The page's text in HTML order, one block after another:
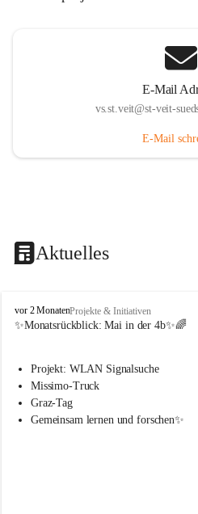
E-Mail
vs.st.veit@st-veit-
E-Mail
Aktuelles
V
o
s
s
c
vor 2 MonatenProjekte & Initiativen
✨Monatsrückblick: Mai in der 4b✨🌈
Projekt: WLAN Signalsuche
Missimo-Truck
Graz-Tag
Gemeinsam lernen und forschen✨